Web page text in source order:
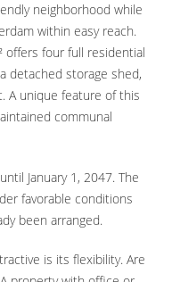
neighborhood while
within easy reach.
offers four full residential
detached storage shed,
A unique feature of this
communal
January 1, 2047. The
favorable conditions
been arranged.
is its flexibility. Are